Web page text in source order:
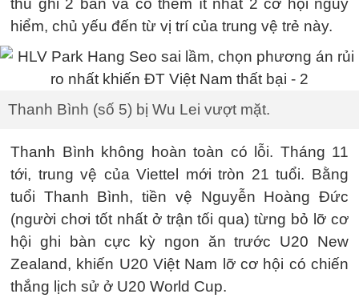
thủ ghi 2 bàn và có thêm ít nhất 2 cơ hội nguy
hiểm, chủ yếu đến từ vị trí của trung vệ trẻ này.
Thanh Bình (số 5) bị Wu Lei vượt mặt.
Thanh Bình không hoàn toàn có lỗi. Tháng 11
tới, trung vệ của Viettel mới tròn 21 tuổi. Bằng
tuổi Thanh Bình, tiền vệ Nguyễn Hoàng Đức
(người chơi tốt nhất ở trận tối qua) từng bỏ lỡ cơ
hội ghi bàn cực kỳ ngon ăn trước U20 New
Zealand, khiến U20 Việt Nam lỡ cơ hội có chiến
thắng lịch sử ở U20 World Cup.